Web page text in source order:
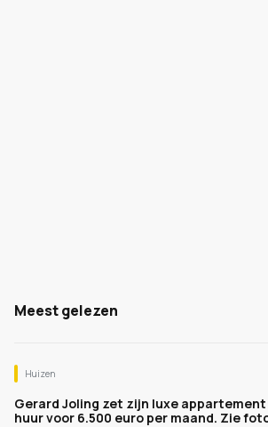
Meest gelezen
Huizen
Gerard Joling zet zijn luxe
huur voor 6.500 euro per maand. Zie